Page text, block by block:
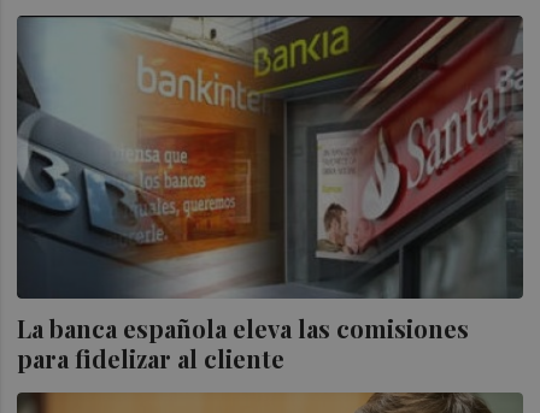
La banca española eleva las comisiones
para fidelizar al cliente